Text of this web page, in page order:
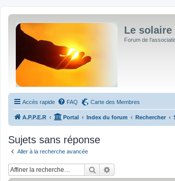
Le solaire
Forum de
Accès rapide FAQ Carte des Membres
A.P.P.E.R Portal Index du forum Rechercher
Sujets sans réponse
Aller à la recherche avancée
Rechercher